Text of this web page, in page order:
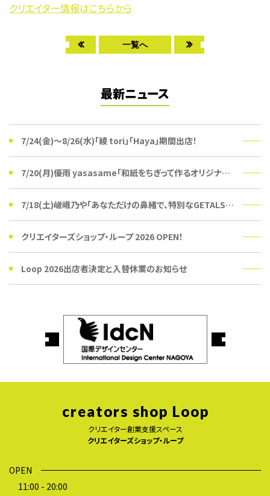
クリエイター情報はこちらから
一覧へ
最新ニュース
7/24(金)〜8/26(水)「綾 tori」「Haya」期間出店！
7/20(月)優雨 yasasame「和紙をちぎって作るオリジナルうちわ」ワークショップ
7/18(土)嵯峨乃や「あなただけの鼻緒で、特別なGETALSを。」受注会
クリエイターズショップ・ループ 2026 OPEN！
Loop 2026出店者決定と入替休業のお知らせ
creators shop Loop
クリエイター創業支援スペース
クリエイターズショップ・ループ
OPEN
11:00 - 20:00